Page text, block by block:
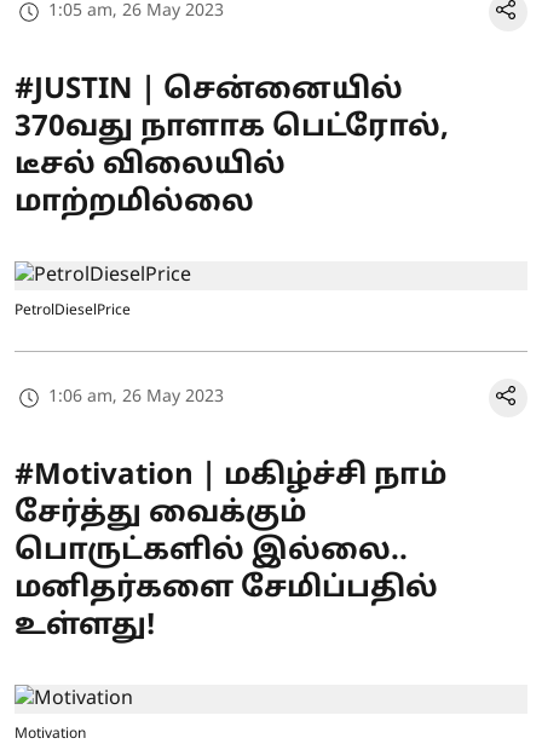
1:05 am, 26 May 2023
#JUSTIN | சென்னையில்
370வது நாளாக பெட்ரோல்,
டீசல் விலையில்
மாற்றமில்லை
PetrolDieselPrice
1:06 am, 26 May 2023
#Motivation | மகிழ்ச்சி நாம்
சேர்த்து வைக்கும்
பொருட்களில் இல்லை..
மனிதர்களை சேமிப்பதில்
உள்ளது!
Motivation